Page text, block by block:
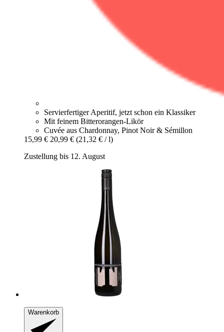
Servierfertiger Aperitif, jetzt schon ein Klassiker
Mit feinem Bitterorangen-Likör
Cuvée aus Chardonnay, Pinot Noir & Sémillon
15,99 € 20,99 € (21,32 € / l)
Zustellung bis 12. August
Warenkorb